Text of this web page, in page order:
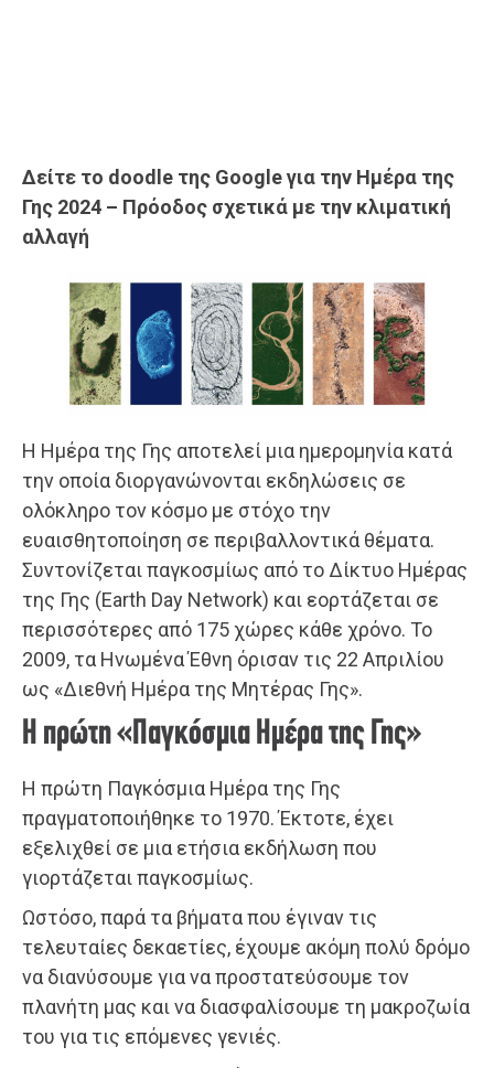
Δείτε το doodle της Google για την Ημέρα της
Γης 2024 – Πρόοδος σχετικά με την κλιματική
αλλαγή
Η Ημέρα της Γης αποτελεί μια ημερομηνία κατά
την οποία διοργανώνονται εκδηλώσεις σε
ολόκληρο τον κόσμο με στόχο την
ευαισθητοποίηση σε περιβαλλοντικά θέματα.
Συντονίζεται παγκοσμίως από το Δίκτυο Ημέρας
της Γης (Earth Day Network) και εορτάζεται σε
περισσότερες από 175 χώρες κάθε χρόνο. To
2009, τα Ηνωμένα Έθνη όρισαν τις 22 Απριλίου
ως «Διεθνή Ημέρα της Μητέρας Γης».
Η πρώτη «Παγκόσμια Ημέρα της Γης»
Η πρώτη Παγκόσμια Ημέρα της Γης
πραγματοποιήθηκε το 1970. Έκτοτε, έχει
εξελιχθεί σε μια ετήσια εκδήλωση που
γιορτάζεται παγκοσμίως.
Ωστόσο, παρά τα βήματα που έγιναν τις
τελευταίες δεκαετίες, έχουμε ακόμη πολύ δρόμο
να διανύσουμε για να προστατεύσουμε τον
πλανήτη μας και να διασφαλίσουμε τη μακροζωία
του για τις επόμενες γενιές.